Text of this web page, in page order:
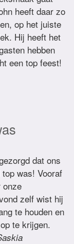
heeft daar zo
op het juiste
Hij heeft het
hebben
een top feest!
dat ons
was! Vooraf
onze
zelf wist hij
te houden en
te krijgen.